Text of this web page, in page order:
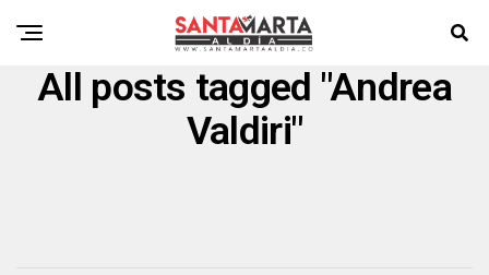
All posts tagged "Andrea
Valdiri"